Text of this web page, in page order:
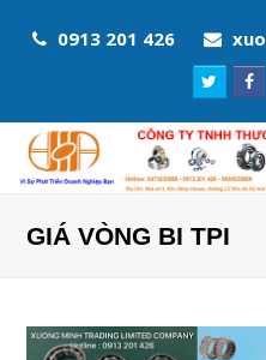
0913 201 426
Twitter
GIÁ VÒNG BI TPI